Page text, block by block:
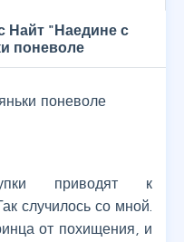
Найт "Наедине с
поневоле
поневоле
приводят к
случилось со мной.
от похищения, и